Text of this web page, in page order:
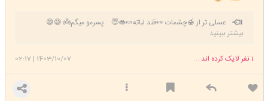
عسلی تر از 🍯چشمات 👀قند لباته🍬👄😇 پسرمو میگم👼 😅😅
اللهم صل علی محمد وال محمد وعجل فرجهم
بیشتر ببینید
1403/10/07
|
02:17 1نفر لایک کرده اند ...